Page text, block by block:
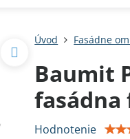
Úvod Fasádne
Baumit
fasádna
Hodnotenie